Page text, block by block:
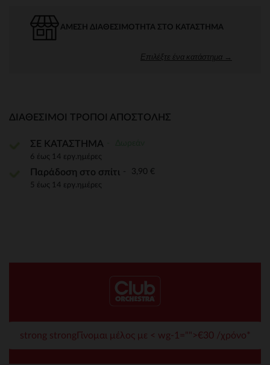
ΆΜΕΣΗ ΔΙΑΘΕΣΙΜΌΤΗΤΑ ΣΤΟ ΚΑΤΆΣΤΗΜΑ
Επιλέξτε ένα κατάστημα →
ΔΙΑΘΈΣΙΜΟΙ ΤΡΌΠΟΙ ΑΠΟΣΤΟΛΉΣ
ΣΕ ΚΑΤΑΣΤΗΜΑ
6 έως 14 εργ.ημέρες
Παράδοση στο σπίτι 3,90 €
5 έως 14 εργ.ημέρες
strong strongΓίνομαι μέλος με < wg-1="">€30 /χρόνο*